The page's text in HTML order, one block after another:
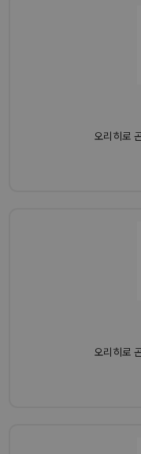
오리히로
오리히로